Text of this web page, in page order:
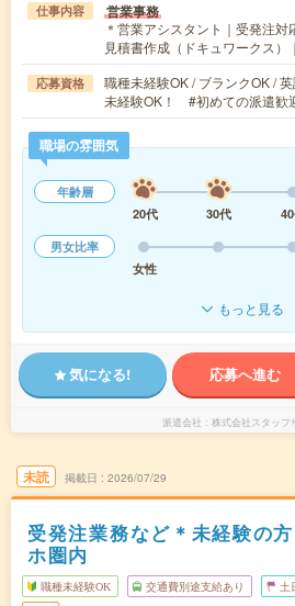
仕事内容 営業事務
＊営業アシスタント｜受発注対
見積書作成（ドキュワークス
応募資格
職種未経験OK / ブランクOK /
未経験OK！ #初めての派遣歓
職場の雰囲気
年齢層
20代
30代
男女比率
女性
もっと見る
気になる! 応募へ進む
派遣会社 株式会社スタッフ
未読 掲載日 2026/07/29
受発注業務など＊未経験の
ホ圏内
職種未経験OK 交通費別途支給あり 土